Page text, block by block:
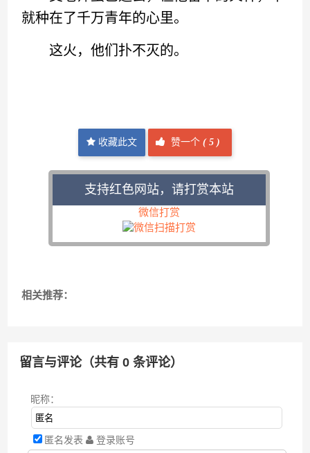
就种在了千万青年的心里。
这火，他们扑不灭的。
收藏此文 赞一个 (5 )
支持红色网站，请打赏本站
微信打赏
相关推荐：
留言与评论（共有0 条评论）
昵称：
匿名发表 登录账号